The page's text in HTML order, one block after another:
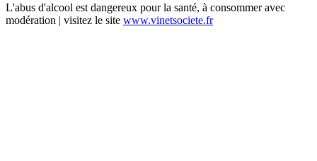
L'abus d'alcool est dangereux pour la santé, à consommer avec
modération | visitez le site www.vinetsociete.fr